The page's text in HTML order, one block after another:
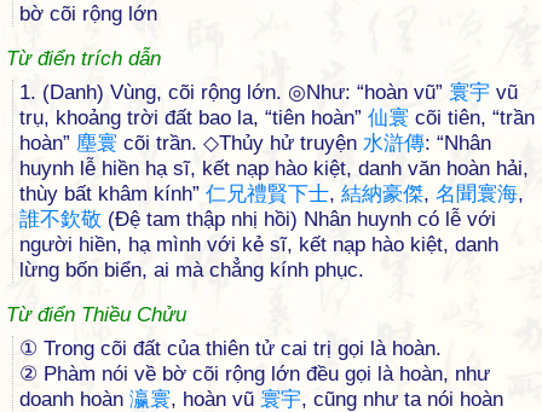
bờ cõi rộng lớn
Từ điển trích dẫn
1. (Danh) Vùng, cõi rộng lớn. ◎Như: “hoàn vũ” 寰宇 vũ
trụ, khoảng trời đất bao la, “tiên hoàn” 仙寰 cõi tiên, “trần
hoàn” 塵寰 cõi trần. ◇Thủy hử truyện 水滸傳: “Nhân
huynh lễ hiền hạ sĩ, kết nạp hào kiệt, danh văn hoàn hải,
thùy bất khâm kính” 仁兄禮賢下士, 結納豪傑, 名 聞寰海,
誰不欽敬 (Đệ tam thập nhị hồi) Nhân huynh có lễ với
người hiền, hạ mình với kẻ sĩ, kết nạp hào kiệt, danh
lừng bốn biển, ai mà chẳng kính phục.
Từ điển Thiều Chửu
① Trong cõi đất của thiên tử cai trị gọi là hoàn.
② Phàm nói về bờ cõi rộng lớn đều gọi là hoàn, như
doanh hoàn 瀛寰, hoàn vũ 寰宇, cũng như ta nói hoàn